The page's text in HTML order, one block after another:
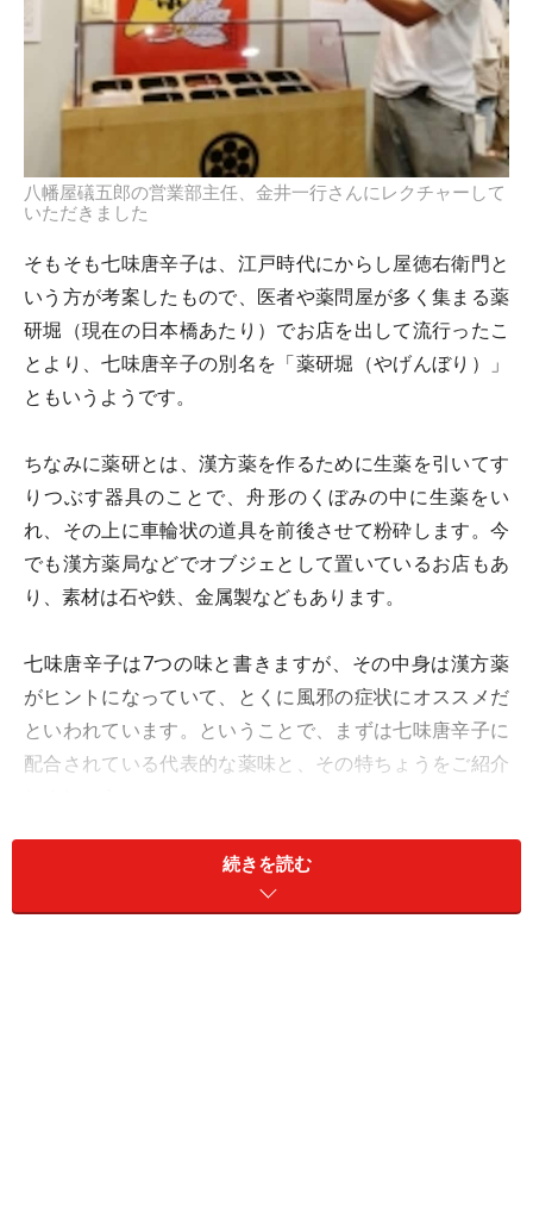
八幡屋礒五郎の営業部主任、金井一行さんにレクチャーして
いただきました
そもそも七味唐辛子は、江戸時代にからし屋徳右衛門と
いう方が考案したもので、医者や薬問屋が多く集まる薬
研堀（現在の日本橋あたり）でお店を出して流行ったこ
とより、七味唐辛子の別名を「薬研堀（やげんぼり）」
ともいうようです。
ちなみに薬研とは、漢方薬を作るために生薬を引いてす
りつぶす器具のことで、舟形のくぼみの中に生薬をい
れ、その上に車輪状の道具を前後させて粉砕します。今
でも漢方薬局などでオブジェとして置いているお店もあ
り、素材は石や鉄、金属製などもあります。
七味唐辛子は7つの味と書きますが、その中身は漢方薬
がヒントになっていて、とくに風邪の症状にオススメだ
といわれています。ということで、まずは七味唐辛子に
配合されている代表的な薬味と、その特ちょうをご紹介
続きを読む